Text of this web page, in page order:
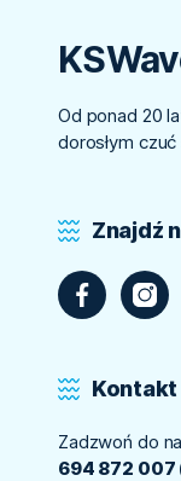
Od ponad 20
dorosłym
Znajdź
Kontakt
Zadzwoń do
694 872 007